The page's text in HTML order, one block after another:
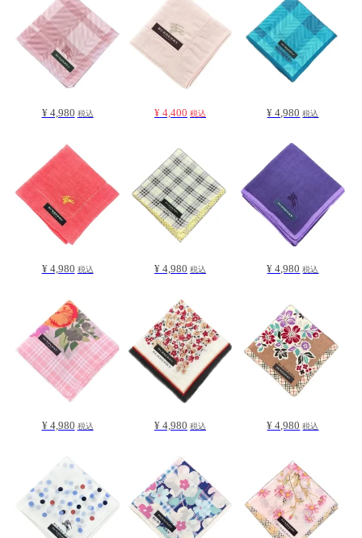
¥ 4,980 税込 ¥ 4,400 税込 ¥ 4,980 税込
¥ 4,980 税込 ¥ 4,980 税込 ¥ 4,980 税込
¥ 4,980 税込 ¥ 4,980 税込 ¥ 4,980 税込